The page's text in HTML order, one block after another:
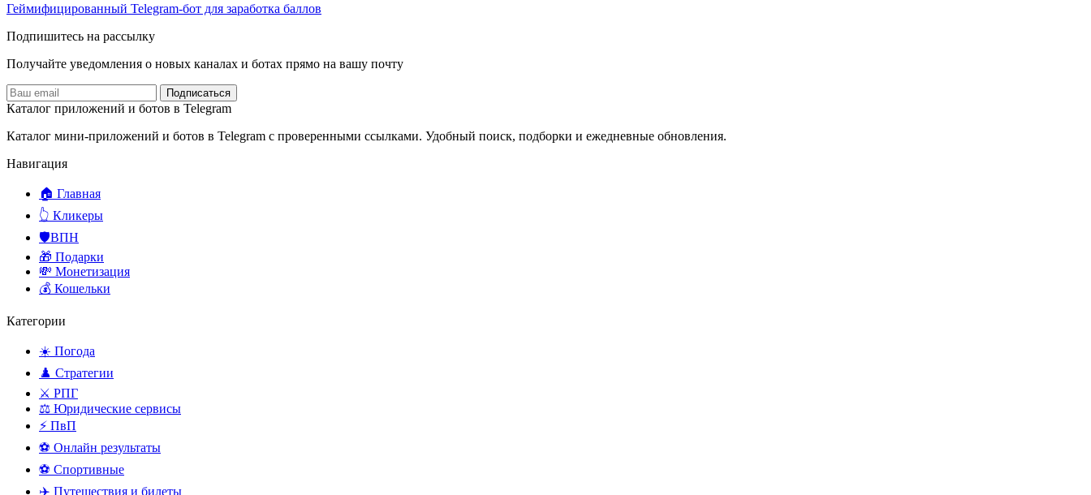
Геймифицированный Telegram-бот для заработка баллов
Подпишитесь на рассылку
Получайте уведомления о новых каналах и ботаx прямо на вашу почту
Подписаться
Каталог приложений и ботов в Telegram
Каталог мини-приложений и ботов в Telegram с проверенными ссылками. Удобный поиск, подборки и ежедневные обновления.
Навигация
🏠 Главная
👆 Кликеры
🛡️ВПН
🎁 Подарки
💸 Монетизация
💰 Кошельки
Категории
☀️ Погода
♟️ Стратегии
⚔️ РПГ
⚖️ Юридические сервисы
⚡ ПвП
⚽ Онлайн результаты
⚽ Спортивные
✈️ Путешествия и билеты